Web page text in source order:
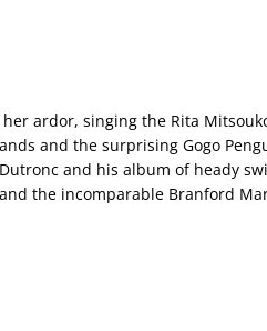
ardor, singing the Rita
and the surprising Gogo
and his album of heady
the incomparable Branford